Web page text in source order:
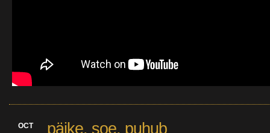
OCT päike, soe, puhub